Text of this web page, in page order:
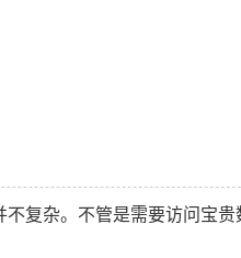
不复杂。不管是需要访问宝